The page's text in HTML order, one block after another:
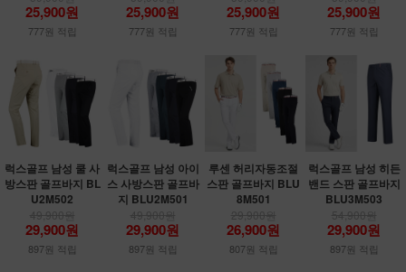
25,900원
777원 적립
25,900원
777원 적립
25,900원
777원 적립
25,900원
777원 적립
럭스골프 남성 쿨 사
방스판 골프바지 BL
U2M502
29,900원
897원 적립
럭스골프 남성 아이
스 사방스판 골프바
지 BLU2M501
29,900원
897원 적립
루센 허리자동조절
스판 골프바지 BLU
8M501
26,900원
807원 적립
럭스골프 남성 히든
밴드 스판 골프바지
BLU3M503
29,900원
897원 적립